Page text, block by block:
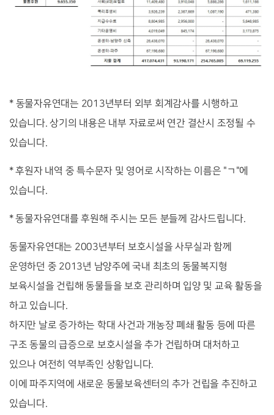
* 동물자유연대는 2013년부터 외부 회계감사를 시행하고
있습니다. 상기의 내용은 내부 자료로써 연간 결산시 조정될 수
있습니다.
* 후원자 내역 중 특수문자 및 영어로 시작하는 이름은 "ㄱ"에
있습니다.
* 동물자유연대를 후원해 주시는 모든 분들께 감사드립니다.
동물자유연대는 2003년부터 보호시설을 사무실과 함께
운영하던 중 2013년 남양주에 국내 최초의 동물복지형
보육시설을 건립해 동물들을 보호 관리하며 입양 및 교육 활동을
하고 있습니다.
하지만 날로 증가하는 학대 사건과 개농장 폐쇄 활동 등에 따른
구조 동물의 급증으로 보호시설을 추가 건립하며 대처하고
있으나 여전히 역부족인 상황입니다.
이에 파주지역에 새로운 동물보육센터의 추가 건립을 추진하고
있습니다.